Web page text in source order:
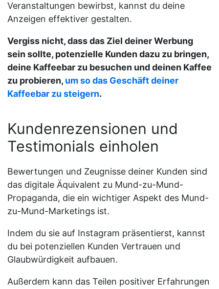
Veranstaltungen bewirbst, kannst du deine
Anzeigen effektiver gestalten.
Vergiss nicht, dass das Ziel deiner Werbung
sein sollte, potenzielle Kunden dazu zu bringen,
deine Kaffeebar zu besuchen und deinen Kaffee
zu probieren, um so das Geschäft deiner
Kaffeebar zu steigern.
Kundenrezensionen und
Testimonials einholen
Bewertungen und Zeugnisse deiner Kunden sind
das digitale Äquivalent zu Mund-zu-Mund-
Propaganda, die ein wichtiger Aspekt des Mund-
zu-Mund-Marketings ist.
Indem du sie auf Instagram präsentierst, kannst
du bei potenziellen Kunden Vertrauen und
Glaubwürdigkeit aufbauen.
Außerdem kann das Teilen positiver Erfahrungen